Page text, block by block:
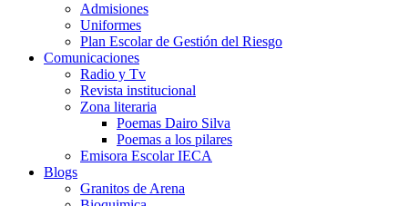
Admisiones
Uniformes
Plan Escolar de Gestión del Riesgo
Comunicaciones
Radio y Tv
Revista institucional
Zona literaria
Poemas Dairo Silva
Poemas a los pilares
Emisora Escolar IECA
Blogs
Granitos de Arena